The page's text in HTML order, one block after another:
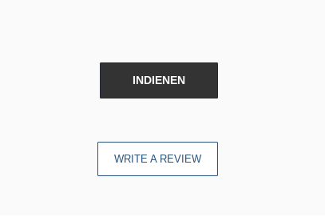
INDIENEN
WRITE A REVIEW